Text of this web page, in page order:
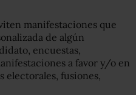
manifestaciones que
de algún
encuestas,
a favor y/o en
electorales, fusiones,